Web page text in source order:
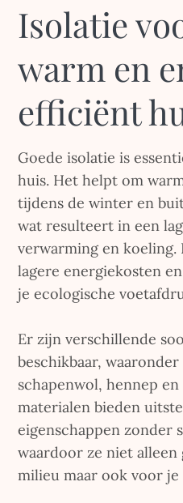
Isolatie
warm en
efficiënt
Goede isolatie is
huis. Het helpt om
tijdens de winter en
wat resulteert in een
verwarming en
lagere energiekosten
je ecologische
Er zijn verschillende
beschikbaar,
schapenwol, hennep
materialen bieden
eigenschappen zonder
waardoor ze niet
milieu maar ook voor je